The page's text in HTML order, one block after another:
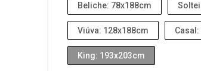
Beliche: 78x188cm
Viúva: 128x188cm
King: 193x203cm